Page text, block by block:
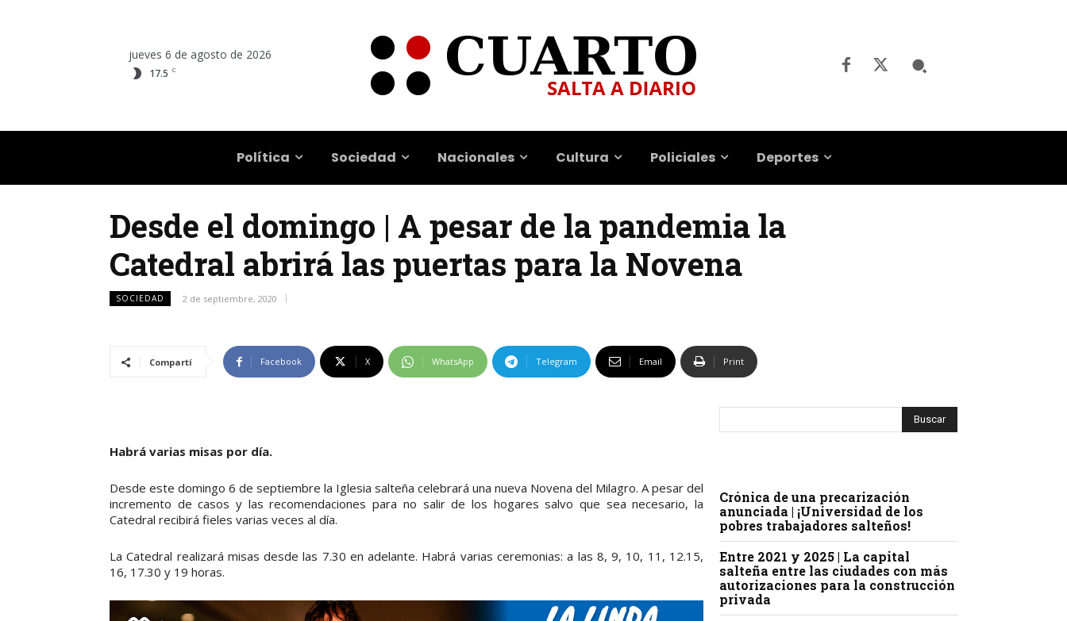
jueves 6 de agosto de 2026
17.5 C
Política Sociedad Nacionales Cultura Policiales Deportes
Desde el domingo | A pesar de la pandemia la
Catedral abrirá las puertas para la Novena
SOCIEDAD 2 de septiembre, 2020
Compartí Facebook X WhatsApp Telegram Email Print
Habrá varias misas por día.
Desde este domingo 6 de septiembre la Iglesia salteña celebrará una nueva Novena del Milagro. A pesar del
incremento de casos y las recomendaciones para no salir de los hogares salvo que sea necesario, la
Catedral recibirá fieles varias veces al día.
La Catedral realizará misas desde las 7.30 en adelante. Habrá varias ceremonias: a las 8, 9, 10, 11, 12.15,
16, 17.30 y 19 horas.
Crónica de una precarización
anunciada | ¡Universidad de los
pobres trabajadores salteños!
Entre 2021 y 2025 | La capital
salteña entre las ciudades con más
autorizaciones para la construcción
privada